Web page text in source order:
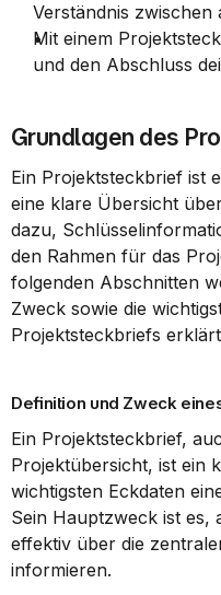
Verständnis zwischen
Mit einem
und den Abschluss
Grundlagen des
Ein Projektsteckbrief ist
eine klare Übersicht
dazu,
den Rahmen für das
folgenden Abschnitten
Zweck sowie die
Projektsteckbriefs
Definition und Zweck
Ein Projektsteckbrief,
Projektübersicht, ist ein
wichtigsten Eckdaten
Sein Hauptzweck ist es,
effektiv über die
informieren.